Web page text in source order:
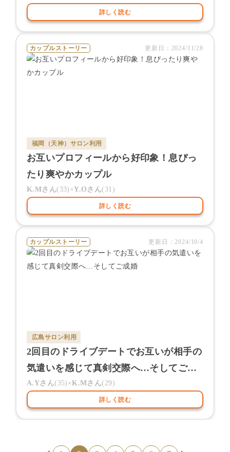
詳しく読む
カップルストーリー 更新日： 2024/11/28
福岡（天神）サロン利用
お互いプロフィールから好印象！息ぴっ
たり爽やかカップル
K.Mさん( 33)×Y.O さん( 31)
詳しく読む
カップルストーリー 更新日：2024/10/4
広島サロン利用
2回目のドライブデートでお互いが相手の
気遣いを感じて真剣交際へ…そしてご成
婚
A.Yさん( 35)×K.Mさん(29)
詳しく読む